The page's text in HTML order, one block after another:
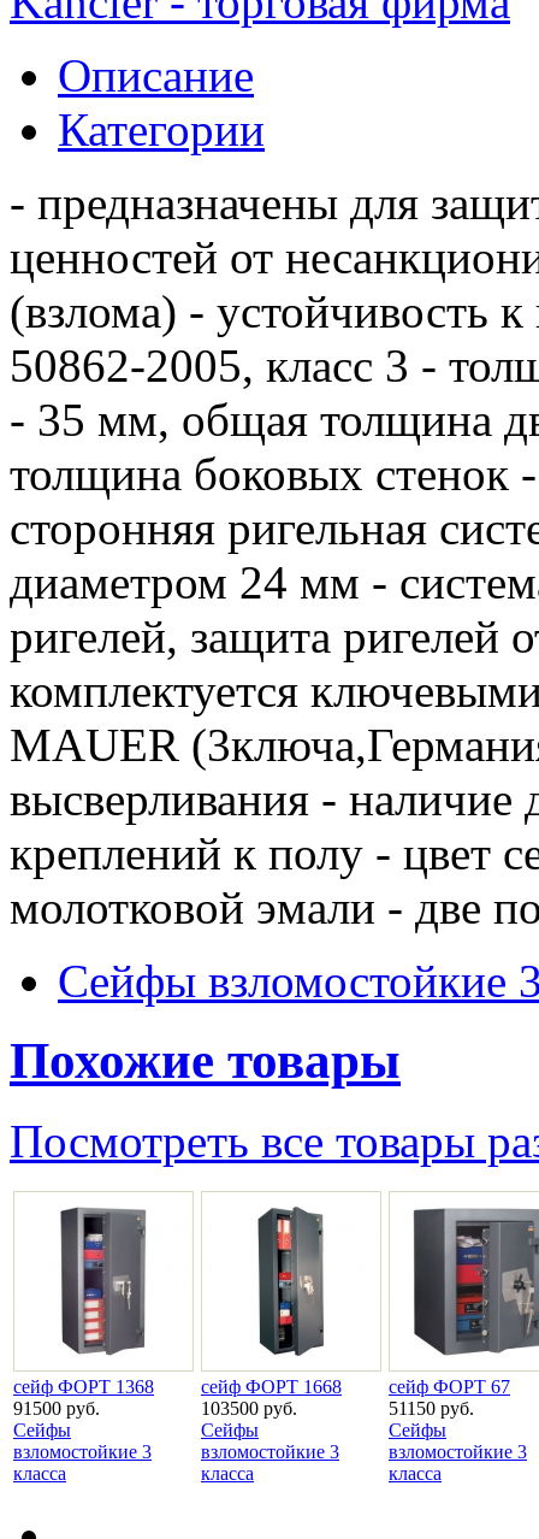
Описание
Категории
- предназначены для
ценностей от
(взлома) - устойчивость
50862-2005, класс 3 -
- 35 мм, общая толщина
толщина боковых стенок
сторонняя ригельная
диаметром 24 мм -
ригелей, защита ригелей
комплектуется
MAUER
высверливания - наличие
креплений к полу - цвет
молотковой эмали - две
Сейфы взломостойкие
Похожие товары
Посмотреть все товары
сейф ФОРТ 1368
91500 руб.
Сейфы
взломостойкие 3
класса
сейф ФОРТ 1668
103500 руб.
Сейфы
взломостойкие 3
класса
сейф ФОРТ 67
51150 руб.
Сейфы
взломостойкие 3
класса